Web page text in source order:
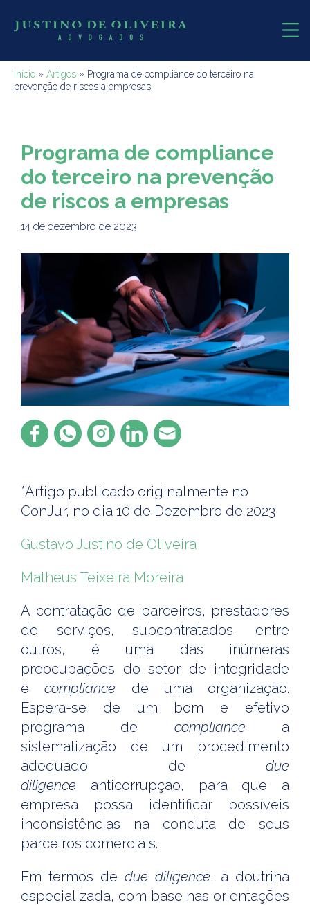
Início » Artigos » Programa de compliance do terceiro na
prevenção de riscos a empresas
Programa de compliance
do terceiro na prevenção
de riscos a empresas
14 de dezembro de 2023
*Artigo publicado originalmente no
ConJur, no dia 10 de Dezembro de 2023
Gustavo Justino de Oliveira
Matheus Teixeira Moreira
A contratação de parceiros, prestadores
de serviços, subcontratados, entre
outros, é uma das inúmeras
preocupações do setor de integridade
ecompliance de uma organização.
Espera-se de um bom e efetivo
programa de compliance a
sistematização de um procedimento
adequado de due
diligence anticorrupção, para que a
empresa possa identificar possíveis
inconsistências na conduta de seus
parceiros comerciais.
Em termos de due diligence, a doutrina
especializada, com base nas orientações